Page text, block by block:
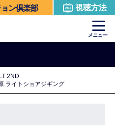
ン倶楽部 視聴方法
メニュー
2ND
ライトショアジギング